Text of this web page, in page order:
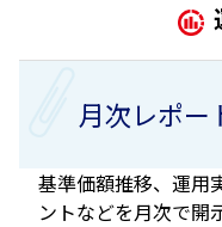
月次レポー
基準価額推移、運用
ントなどを月次で開